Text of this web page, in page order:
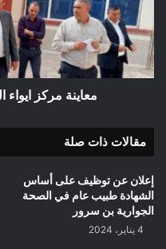
بمدينة
المسيلة
معاينة مركز ايواء
مقالات ذات صلة
إعلان عن توظيف على أساس
الشهادة طبيب عام في الصحة
الجوارية بن سرور
4 يناير، 2024